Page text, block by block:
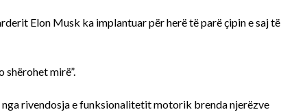
Elon Musk ka implantuar për herë të parë çipin e saj të
mirë”.
rivendosja e funksionalitetit motorik brenda njerëzve